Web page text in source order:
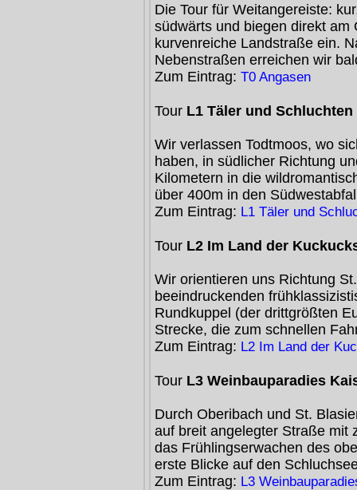
Die Tour für Weitangereiste:
südwärts und biegen direkt
kurvenreiche Landstraße ein.
Nebenstraßen erreichen wir
Zum Eintrag: T0 Angasen
Tour L1 Täler und Schluchten
Wir verlassen Todtmoos, wo
haben, in südlicher Richtung
Kilometern in die
über 400m in den
Zum Eintrag: L1 Täler und
Tour L2 Im Land der
Wir orientieren uns Richtung
beeindruckenden
Rundkuppel (der drittgrößten
Strecke, die zum schnellen
Zum Eintrag: L2 Im Land der
Tour L3 Weinbauparadies
Durch Oberibach und St.
auf breit angelegter Straße mit
das Frühlingserwachen des
erste Blicke auf den
Zum Eintrag: L3